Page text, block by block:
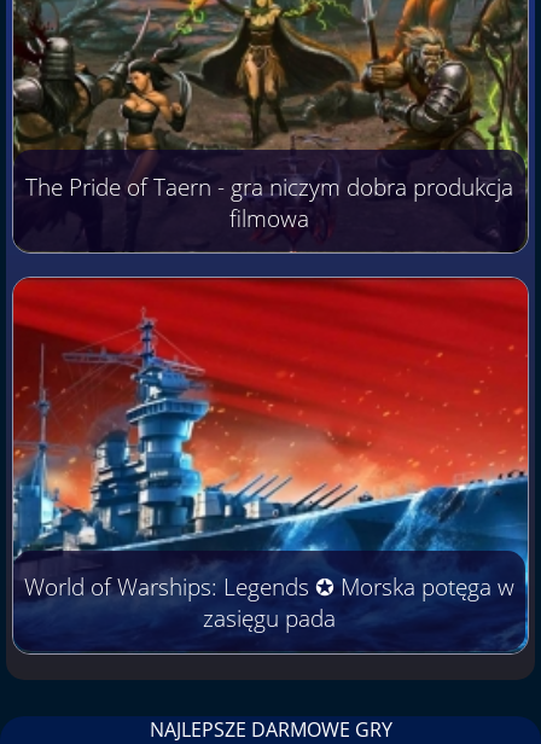
The Pride of Taern - gra niczym dobra produkcja
filmowa
World of Warships: Legends ✪ Morska potęga w
zasięgu pada
NAJLEPSZE DARMOWE GRY